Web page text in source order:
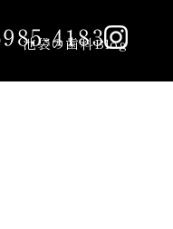
池袋の歯科Blog